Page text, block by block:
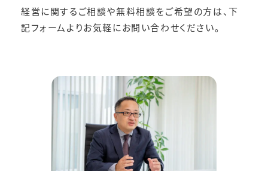
経営に関するご相談や無料相談をご希望の方は、下
記フォームよりお気軽にお問い合わせください。